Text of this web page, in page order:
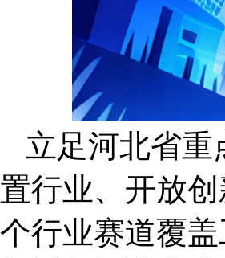
立足河北省重
置行业、开放
个行业赛道覆